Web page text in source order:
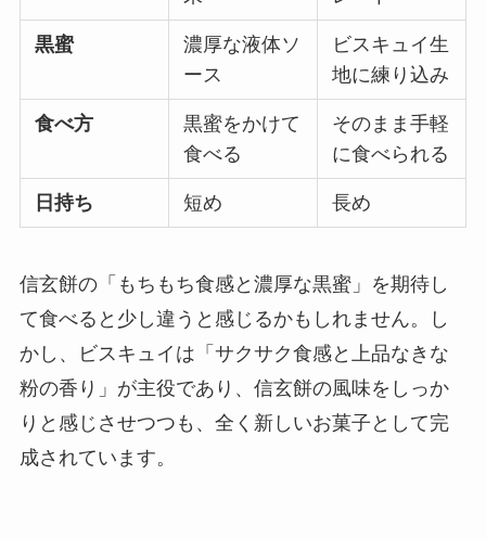
黒蜜
濃厚な液体ソ
ース
ビスキュイ生
地に練り込み
食べ方
黒蜜をかけて
食べる
そのまま手軽
に食べられる
日持ち 短め 長め
信玄餅の「もちもち食感と濃厚な黒蜜」を期待し
て食べると少し違うと感じるかもしれません。し
かし、ビスキュイは「サクサク食感と上品なきな
粉の香り」が主役であり、信玄餅の風味をしっか
りと感じさせつつも、全く新しいお菓子として完
成されています。